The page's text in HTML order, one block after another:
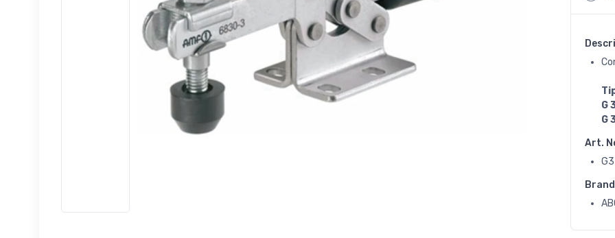
G
G
Art.
Brand